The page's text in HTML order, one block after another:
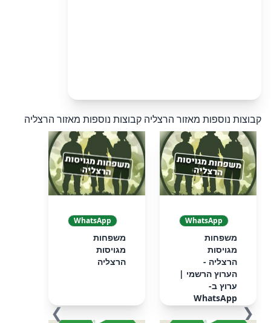
קבוצות נוספות מאזור הרצליה קבוצות נוספות מאזור הרצליה
❮
WhatsApp
‏‏משפחות
מגויסות
הרצליה -
הערוץ הרשמי‏ |
ערוץ ב-
WhatsApp
WhatsApp
משפחות
מגויסות
הרצליה
❯